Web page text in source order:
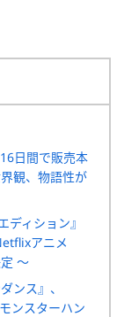
日間で販売本
観、物語性が
ディション』
アニメ
～
ンス』、
ンスターハン